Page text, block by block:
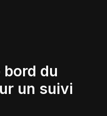
bord du
un suivi